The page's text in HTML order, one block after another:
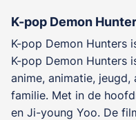
K-pop Demon
K-pop Demon Hunters
K-pop Demon Hunters
anime, animatie,
familie. Met in de
en Ji-young Yoo. De